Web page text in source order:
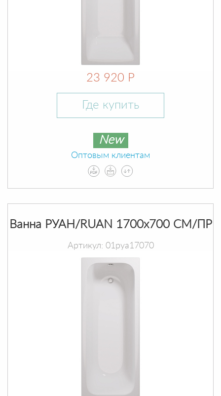
23 920 Р
Где купить
New
Оптовым клиентам
Ванна РУАН/RUAN 1700х700 СМ/ПР
Артикул: 01руа17070